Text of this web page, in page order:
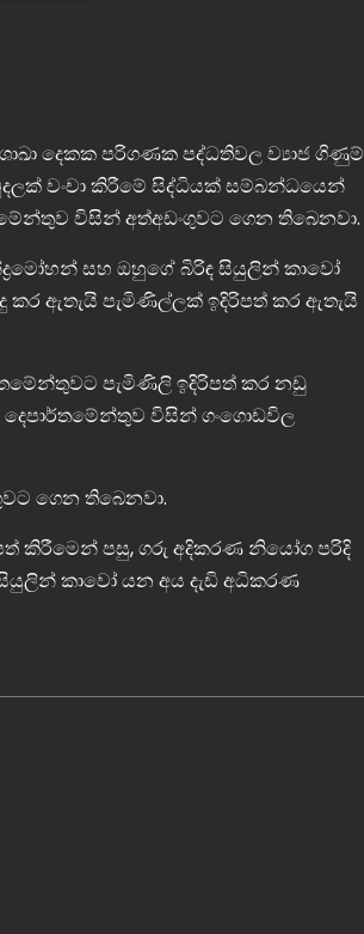
දෙකක පරිගණක පද්ධතිවල ව්‍යාජ ගිණුම්
වංචා කිරීමේ සිද්ධියක් සම්බන්ධයෙන්
විසින් අත්අඩංගුවට ගෙන තිබෙනවා.
සහ ඔහුගේ බිරිඳ සියුලින් කාවෝ
ඇතැයි පැමිණිල්ලක් ඉදිරිපත් කර ඇතැයි
පැමිණිලි ඉදිරිපත් කර නඩු
දෙපාර්තමේන්තුව විසින් ගංගොඩවිල
ගෙන තිබෙනවා.
කිරීමෙන් පසු, ගරු අදිකරණ නියෝග පරිදි
කාවෝ යන අය දැඩි අධිකරණ